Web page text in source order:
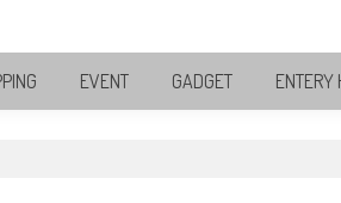
EVENT GADGET ENTERY